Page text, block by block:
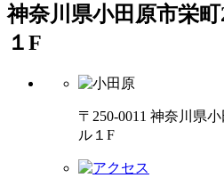
神奈川県小田原市栄
１F
〒250-0011 神奈川県
ル１F